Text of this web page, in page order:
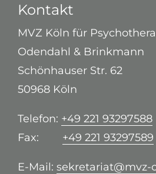
Kontakt
MVZ Köln für
Odendahl & Brinkmann
Schönhauser Str. 62
50968 Köln
Telefon: +49 221 93297588
Fax: +49 221 93297589
E-Mail: sekretariat@mvz-